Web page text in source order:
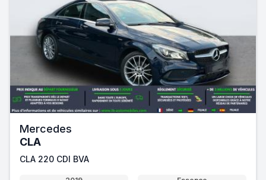
Mercedes
CLA
CLA 220 CDI BVA